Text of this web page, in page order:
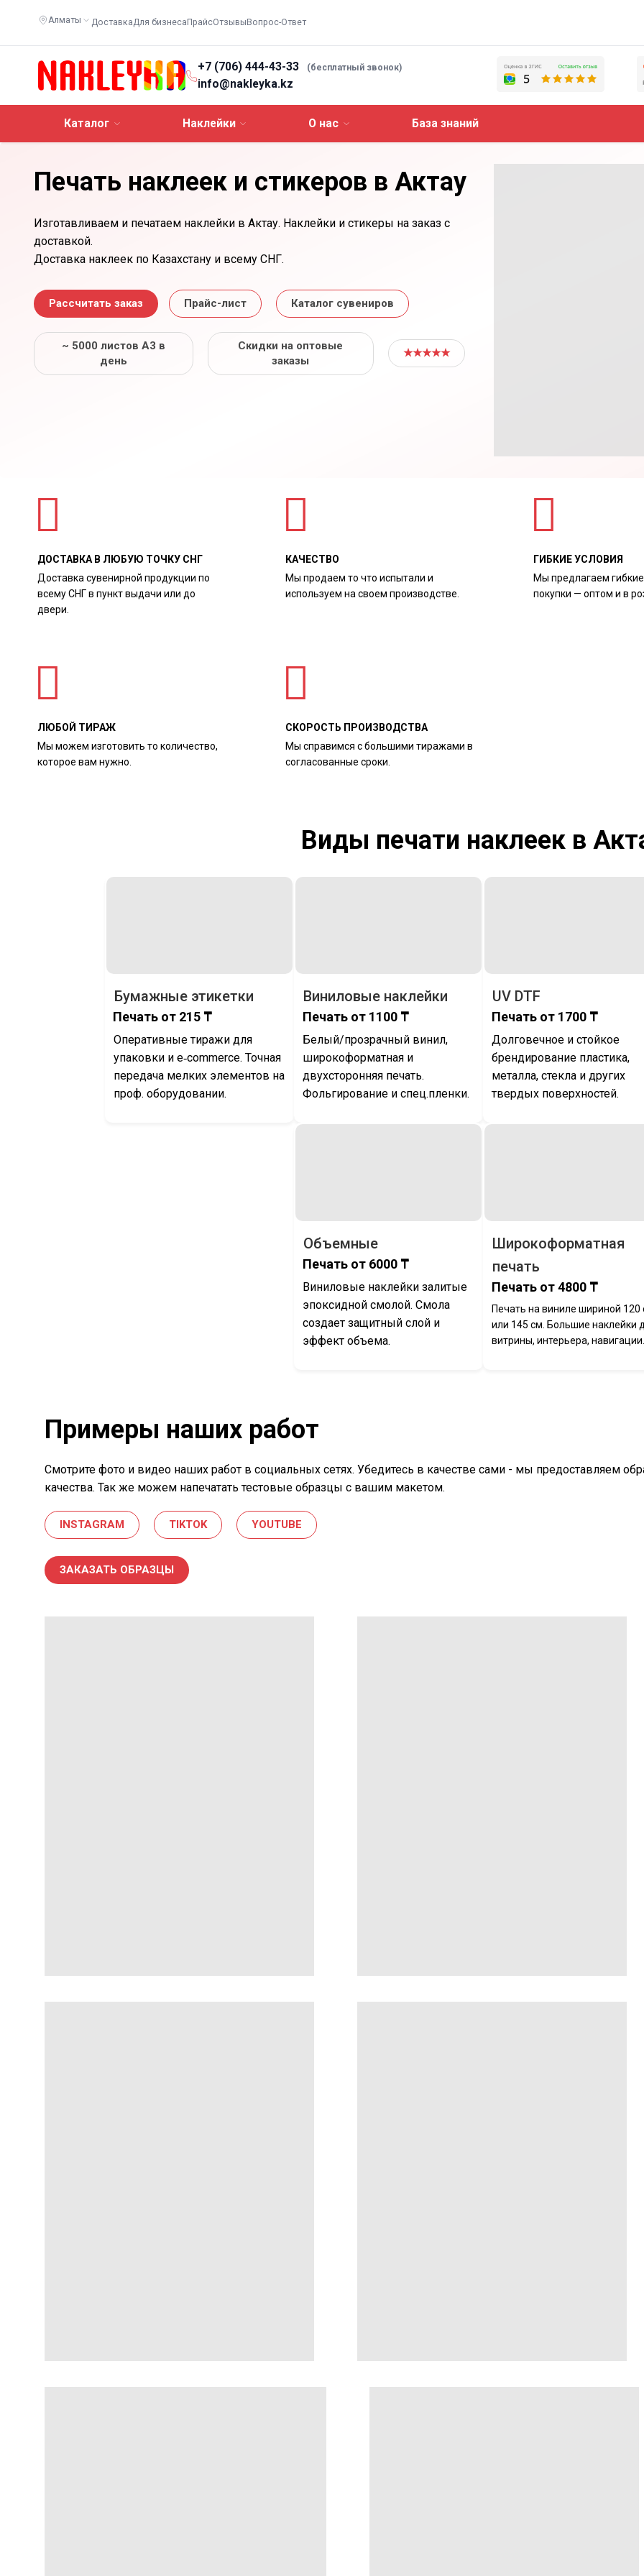
Алматы ДоставкаДля бизнеса ПрайсОтзывы Вопрос-Ответ
+7 (706) 444-43-33 (бесплатный звонок)
info@nakleyka.kz
Каталог Наклейки О нас База знаний
Печать наклеек и стикеров в Актау
Изготавливаем и печатаем наклейки в Актау. Наклейки и стикеры на заказ с
доставкой.
Доставка наклеек по Казахстану и всему СНГ.
Рассчитать заказ Прайс-лист Каталог сувениров
~ 5000 листов А3 в
день
Скидки на оптовые
заказы
★★★★★
ДОСТАВКА В ЛЮБУЮ ТОЧКУ СНГ
Доставка сувенирной продукции по
всему СНГ в пункт выдачи или до
двери.
КАЧЕСТВО
Мы продаем то что испытали и
используем на своем производстве.
ГИБКИЕ УСЛОВИЯ
Мы предлагаем
покупки — оптом и в
ЛЮБОЙ ТИРАЖ
Мы можем изготовить то количество,
которое вам нужно.
СКОРОСТЬ ПРОИЗВОДСТВА
Мы справимся с большими тиражами в
согласованные сроки.
Виды печати наклеек в
Бумажные этикетки
Печать от 215 ₸
Оперативные тиражи для
упаковки и e‑commerce. Точная
передача мелких элементов на
проф. оборудовании.
Виниловые наклейки
Печать от 1100 ₸
Белый/прозрачный винил,
широкоформатная и
двухсторонняя печать.
Фольгирование и спец.пленки.
UV DTF
Печать от 1700 ₸
Долговечное и стойкое
брендирование пластика,
металла, стекла и других
твердых поверхностей.
Объемные
Печать от 6000 ₸
Виниловые наклейки залитые
эпоксидной смолой. Смола
создает защитный слой и
эффект объема.
Широкоформатная
печать
Печать от 4800 ₸
Печать на виниле шириной 120
или 145 см. Большие наклейки
витрины, интерьера, навигации.
Примеры наших работ
Смотрите фото и видео наших работ в социальных сетях. Убедитесь в качестве сами - мы предоставляем
качества. Так же можем напечатать тестовые образцы с вашим макетом.
INSTAGRAM TIKTOK YOUTUBE
ЗАКАЗАТЬ ОБРАЗЦЫ